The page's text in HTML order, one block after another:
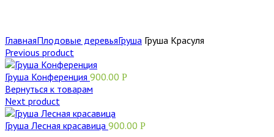
ГлавнаяПлодовые деревьяГруша Груша Красуля
Previous product
Груша Конференция 900.00 Р
Вернуться к товарам
Next product
Груша Лесная красавица 900.00 Р